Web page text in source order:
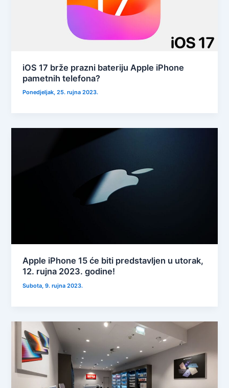
iOS 17 brže prazni bateriju Apple iPhone
pametnih telefona?
Ponedjeljak, 25. rujna 2023.
Apple iPhone 15 će biti predstavljen u utorak,
12. rujna 2023. godine!
Subota, 9. rujna 2023.